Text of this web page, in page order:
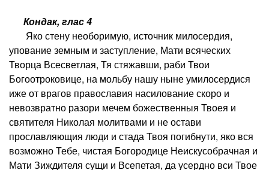
Кондак, глас 4
Яко стену необоримую, источник милосердия,
упование земным и заступление, Мати всяческих
Творца Всесветлая, Тя стяжавши, раби Твои
Богоотроковице, на мольбу нашу ныне умилосердися
иже от врагов православия насилование скоро и
невозвратно разори мечем божественныя Твоея и
святителя Николая молитвами и не остави
прославляющия люди и стада Твоя погибнути, яко вся
возможно Тебе, чистая Богородице Неискусобрачная и
Мати Зиждителя сущи и Всепетая, да усердно вси Твое